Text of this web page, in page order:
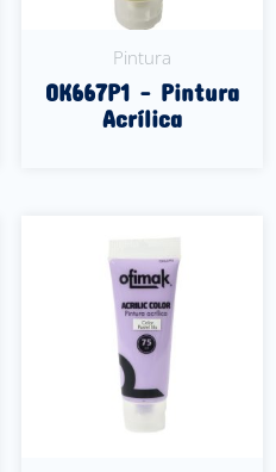
Pintura
OK667P1 – Pintura
Acrílica